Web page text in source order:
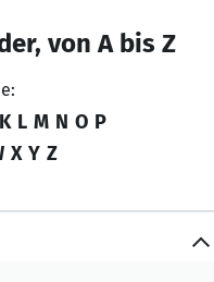
von A bis Z
K L M N O P
X Y Z